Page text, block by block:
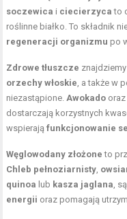
soczewica i ciecierzyca to
roślinne białko. To składnik
regeneracji organizmu po
Zdrowe tłuszcze
orzechy włoskie , a także w
niezastąpione. Awokado
dostarczają korzystnych
wspierająfunkcjonowanie
Węglowodany złożone to
Chleb pełnoziarnisty
quinoa lub kasza jaglana ,
energii oraz pomagają